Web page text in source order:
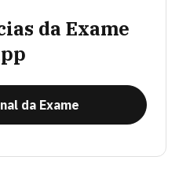
da Exame
da Exame